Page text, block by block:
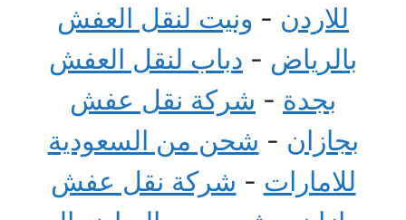
للاردن - ونيت لنقل العفش
بالرياض - دباب لنقل العفش
بجدة - شركة نقل عفش
بجازان - شحن من السعودية
للامارات - شركة نقل عفش